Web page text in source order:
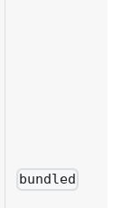
bundled